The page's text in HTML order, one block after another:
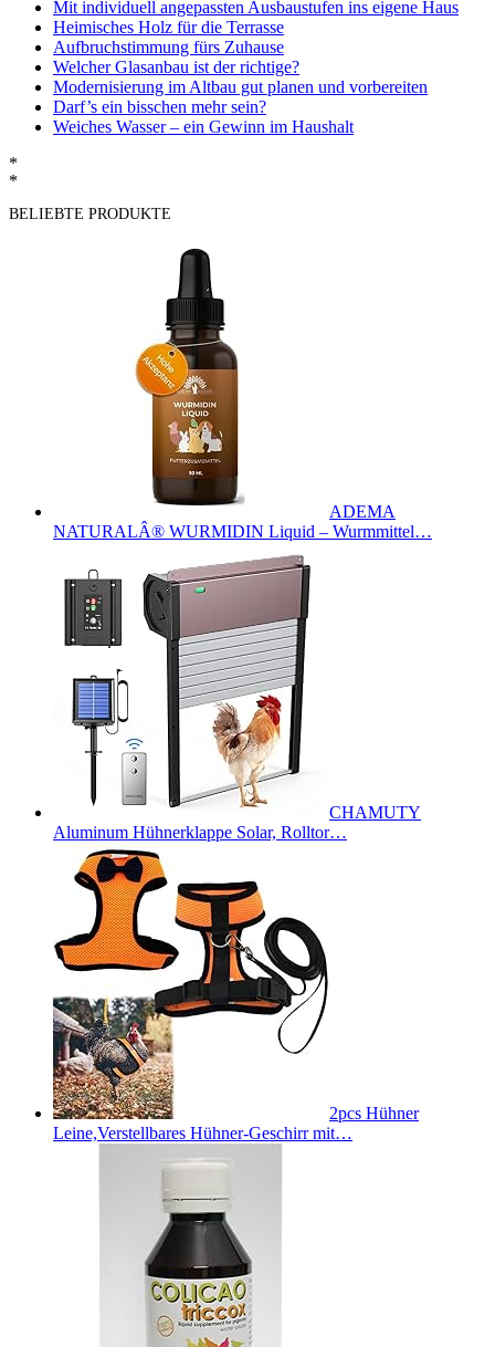
Mit individuell angepassten Ausbaustufen ins eigene Haus
Heimisches Holz für die Terrasse
Aufbruchstimmung fürs Zuhause
Welcher Glasanbau ist der richtige?
Modernisierung im Altbau gut planen und vorbereiten
Darf’s ein bisschen mehr sein?
Weiches Wasser – ein Gewinn im Haushalt
*
*
BELIEBTE PRODUKTE
ADEMA
NATURALÂ® WURMIDIN Liquid – Wurmmittel…
CHAMUTY
Aluminum Hühnerklappe Solar, Rolltor…
2pcs Hühner
Leine,Verstellbares Hühner-Geschirr mit…